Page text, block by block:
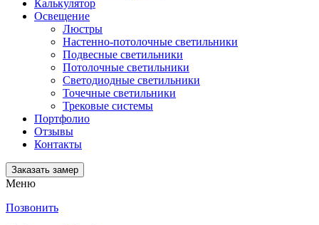
Калькулятор
Освещение
Люстры
Настенно-потолочные светильники
Подвесные светильники
Потолочные светильники
Светодиодные светильники
Точечные светильники
Трековые системы
Портфолио
Отзывы
Контакты
Заказать замер
Меню
Позвонить